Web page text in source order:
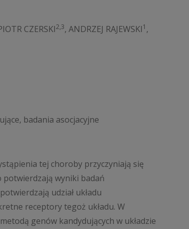
CZERSKI2,3, ANDRZEJ RAJEWSKI1 ,
badania asocjacyjne
tej choroby przyczyniają się
potwierdzają wyniki badań
udział układu
receptory tegoż układu. W
genów kandydujących w układzie